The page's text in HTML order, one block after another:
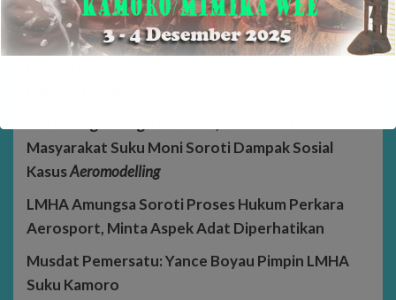
Kerja Sama FMI–PMA Angkat Carstensz sebagai
Ikon Mountaineering Dunia
Masyarakat Suku Moni Soroti Dampak Sosial
KasusAeromodelling
LMHA Amungsa Soroti Proses Hukum Perkara
Aerosport, Minta Aspek Adat Diperhatikan
Musdat Pemersatu: Yance Boyau Pimpin LMHA
Suku Kamoro